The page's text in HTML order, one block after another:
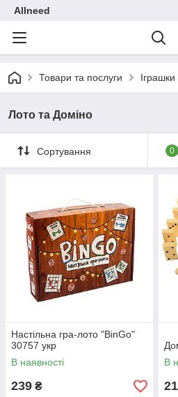
Allneed
Товари та послуги Іграшки
Лото та Доміно
Сортування 0
Настільна гра-лото "BinGo"
30757 укр
В наявності
239 ₴
В